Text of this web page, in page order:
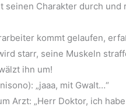
seinen Charakter durch
kommt gelaufen,
starr, seine Muskeln
ihn um!
„jaaa, mit Gwalt…“
Arzt: „Herr Doktor, ich